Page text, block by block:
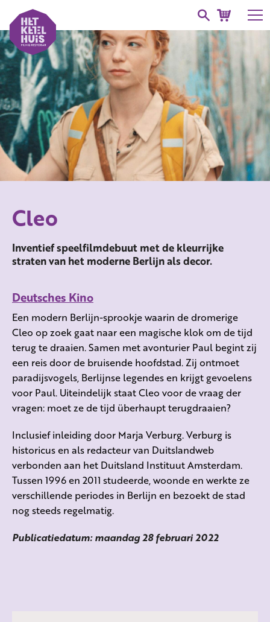
Cleo
Inventief speelfilmdebuut met de kleurrijke
straten van het moderne Berlijn als decor.
Deutsches Kino
Een modern Berlijn-sprookje waarin de dromerige
Cleo op zoek gaat naar een magische klok om de tijd
terug te draaien. Samen met avonturier Paul begint zij
een reis door de bruisende hoofdstad. Zij ontmoet
paradijsvogels, Berlijnse legendes en krijgt gevoelens
voor Paul. Uiteindelijk staat Cleo voor de vraag der
vragen: moet ze de tijd überhaupt terugdraaien?
Inclusief inleiding door Marja Verburg. Verburg is
historicus en als redacteur van Duitslandweb
verbonden aan het Duitsland Instituut Amsterdam.
Tussen 1996 en 2011 studeerde, woonde en werkte ze
verschillende periodes in Berlijn en bezoekt de stad
nog steeds regelmatig.
Publicatiedatum: maandag 28 februari 2022